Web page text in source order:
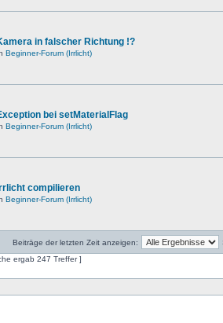
in falscher Richtung !?
Beginner-Forum (Irrlicht)
bei setMaterialFlag
Beginner-Forum (Irrlicht)
compilieren
Beginner-Forum (Irrlicht)
Beiträge der letzten Zeit anzeigen:
ergab 247 Treffer ]